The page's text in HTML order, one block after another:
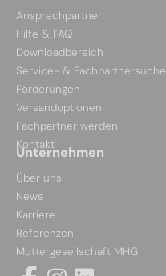
Ansprechpartner
Hilfe & FAQ
Downloadbereich
Service- & Fachpartnersuche
Förderungen
Versandoptionen
Fachpartner werden
Kontakt
Unternehmen
Über uns
News
Karriere
Referenzen
Muttergesellschaft MHG